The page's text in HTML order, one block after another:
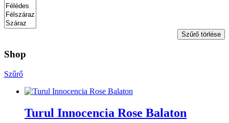
Szűrő törlése
Shop
Szűrő
Turul Innocencia Rose Balaton